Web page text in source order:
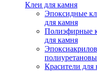
Клеи для камня
Эпоксидные
для камня
Полиэфирные
для камня
Красители для